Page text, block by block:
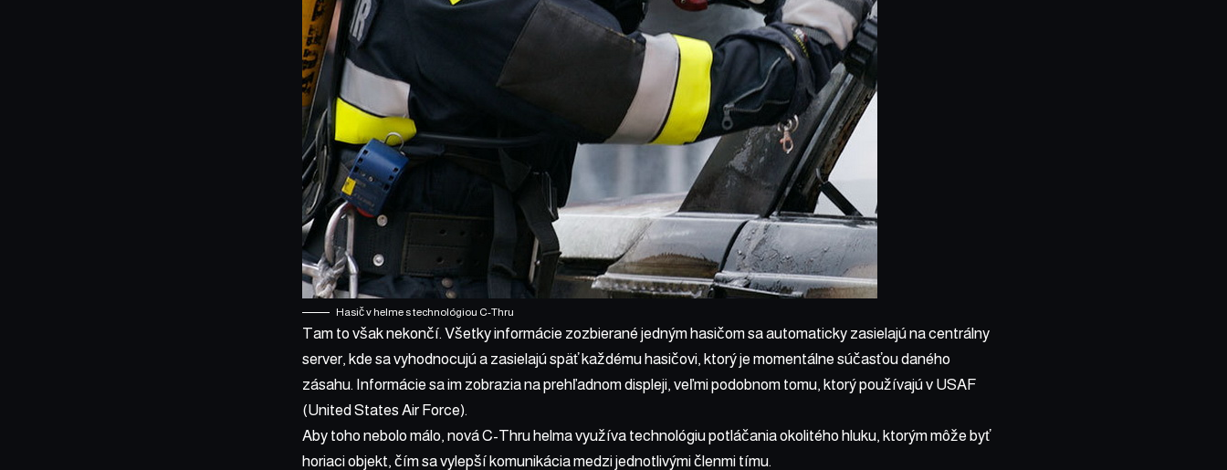
Hasič v helme s technológiou C-Thru
Tam to však nekončí. Všetky informácie zozbierané jedným hasičom sa automaticky zasielajú na centrálny
server, kde sa vyhodnocujú a zasielajú späť každému hasičovi, ktorý je momentálne súčasťou daného
zásahu. Informácie sa im zobrazia na prehľadnom displeji, veľmi podobnom tomu, ktorý používajú v USAF
(United States Air Force).
Aby toho nebolo málo, nová C-Thru helma využíva technológiu potláčania okolitého hluku, ktorým môže byť
horiaci objekt, čím sa vylepší komunikácia medzi jednotlivými členmi tímu.